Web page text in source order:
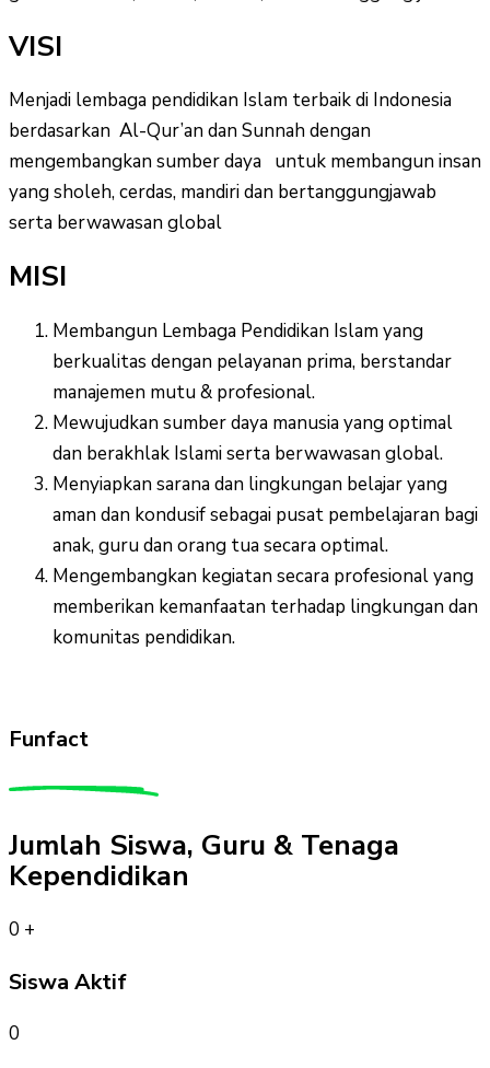
VISI
Menjadi lembaga pendidikan Islam terbaik di Indonesia
berdasarkan Al-Qur’an dan Sunnah dengan
mengembangkan sumber daya untuk membangun insan
yang sholeh, cerdas, mandiri dan bertanggungjawab
serta berwawasan global
MISI
Membangun Lembaga Pendidikan Islam yang
berkualitas dengan pelayanan prima, berstandar
manajemen mutu & profesional.
Mewujudkan sumber daya manusia yang optimal
dan berakhlak Islami serta berwawasan global.
Menyiapkan sarana dan lingkungan belajar yang
aman dan kondusif sebagai pusat pembelajaran bagi
anak, guru dan orang tua secara optimal.
Mengembangkan kegiatan secara profesional yang
memberikan kemanfaatan terhadap lingkungan dan
komunitas pendidikan.
Funfact
Jumlah Siswa, Guru & Tenaga
Kependidikan
0 +
Siswa Aktif
0